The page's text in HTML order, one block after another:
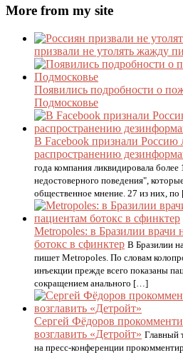
More from my site
призвали не утолять жажду
Появились подробности о
Подмосковье
В Facebook признали Россию
распространению
года компания ликвидировала
недостоверного поведения",
общественное мнение. 27 из них,
Metropoles: в Бразилии врачи
ботокс в сфинктер В Бразилии
пишет Metropoles. По словам
инъекции прежде всего показаны
сокращением анального […]
Сергей Фёдоров
возглавить «Детройт» Главный
на пресс-конференции